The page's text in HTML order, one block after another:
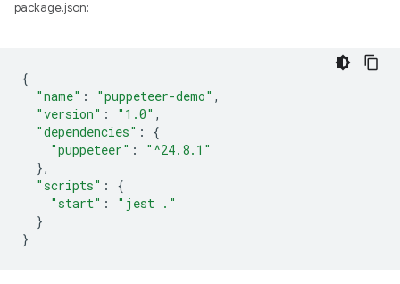
package.json:
{
"name" : "puppeteer-demo" ,
"version" : "1.0" ,
"dependencies" :
{
"puppeteer" :
"^24.8.1"
},
"scripts" :
{
"start" :
"jest ."
}
}